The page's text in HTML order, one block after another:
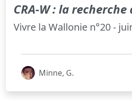
CRA-W : la
Vivre la Wallonie n°20 -
Minne, G.